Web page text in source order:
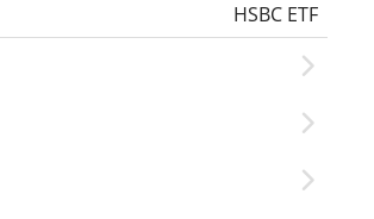
HSBC ETF